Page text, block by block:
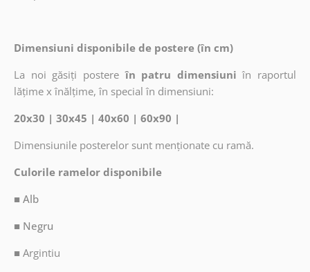
Dimensiuni disponibile de postere (în cm)
La noi găsiți postere în patru dimensiuni în raportul
lățime x înălțime, în special în dimensiuni:
20x30 | 30x45 | 40x60 | 60x90 |
Dimensiunile posterelor sunt menționate cu ramă.
Culorile ramelor disponibile
■ Alb
■ Negru
■ Argintiu